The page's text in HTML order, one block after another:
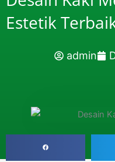
Estetik
admin